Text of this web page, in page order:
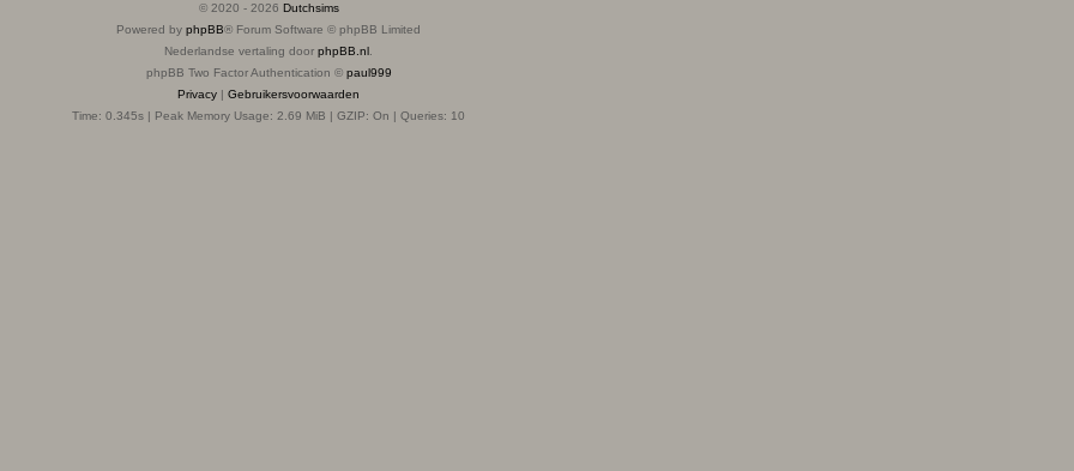
© 2020 - 2026 Dutchsims
Powered by phpBB® Forum Software © phpBB Limited
Nederlandse vertaling door phpBB.nl
phpBB Two Factor Authentication © paul999
Privacy | Gebruikersvoorwaarden
Time: 0.345s | Peak Memory Usage: 2.69 MiB | GZIP: On | Queries: 10